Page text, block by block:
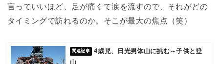
言っていいほど、足が痛くて涙を流すので、それがどの
タイミングで訪れるのか。そこが最大の焦点（笑）
4歳児、日光男体山に挑む～子供と登
山